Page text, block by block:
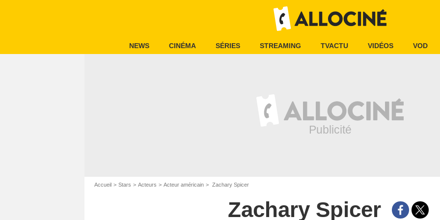
NEWS CINÉMA SÉRIES STREAMING TVACTU VIDÉOS VOD
Accueil Stars Acteurs Acteur américain Zachary Spicer
Zachary Spicer